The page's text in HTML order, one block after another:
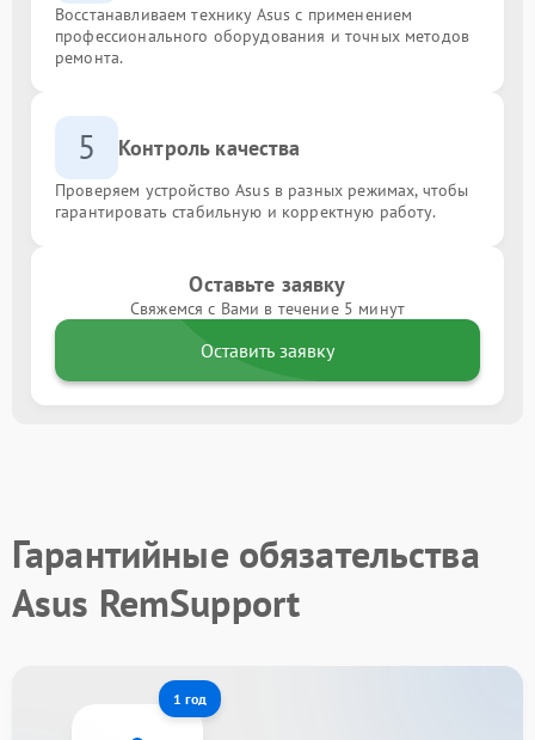
Восстанавливаем технику Asus с применением
профессионального оборудования и точных методов
ремонта.
5 Контроль качества
Проверяем устройство Asus в разных режимах, чтобы
гарантировать стабильную и корректную работу.
Оставьте заявку
Свяжемся с Вами в течение 5 минут
Оставить заявку
Гарантийные обязательства
Asus RemSupport
1 год